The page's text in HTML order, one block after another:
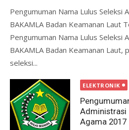
Pengumuman Nama Lulus Seleksi
BAKAMLA Badan Keamanan Laut
Pengumuman Nama Lulus Seleksi
BAKAMLA Badan Keamanan Laut,
seleksi...
ELEKTRONIK
Administrasi
Agama 2017